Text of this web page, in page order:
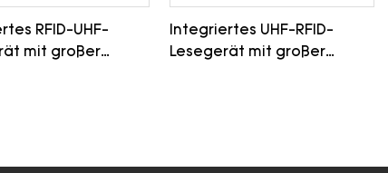
RFID-UHF-
mit großer
Integriertes UHF-RFID-
Lesegerät mit großer